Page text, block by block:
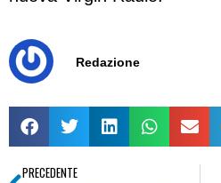
Redazione
PRECEDENTE